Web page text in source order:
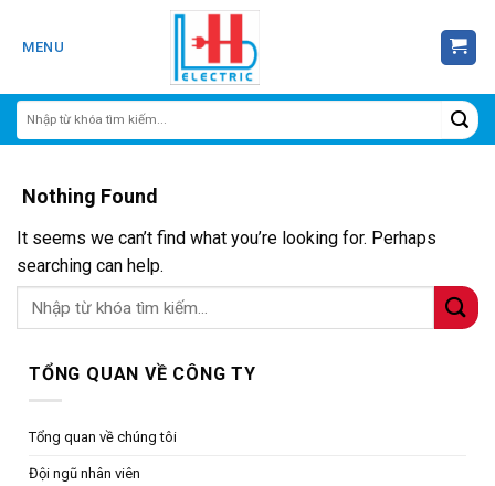
MENU
Nothing Found
It seems we can’t find what you’re looking for. Perhaps
searching can help.
TỔNG QUAN VỀ CÔNG TY
Tổng quan về chúng tôi
Đội ngũ nhân viên